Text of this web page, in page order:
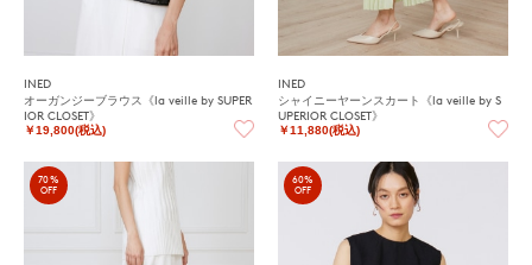
INED
オーガンジーブラウス《la veille by SUPER
IOR CLOSET》
￥19,800(税込)
INED
シャイニーヤーンスカート《la veille by S
UPERIOR CLOSET》
￥11,880(税込)
70%
OFF
60%
OFF